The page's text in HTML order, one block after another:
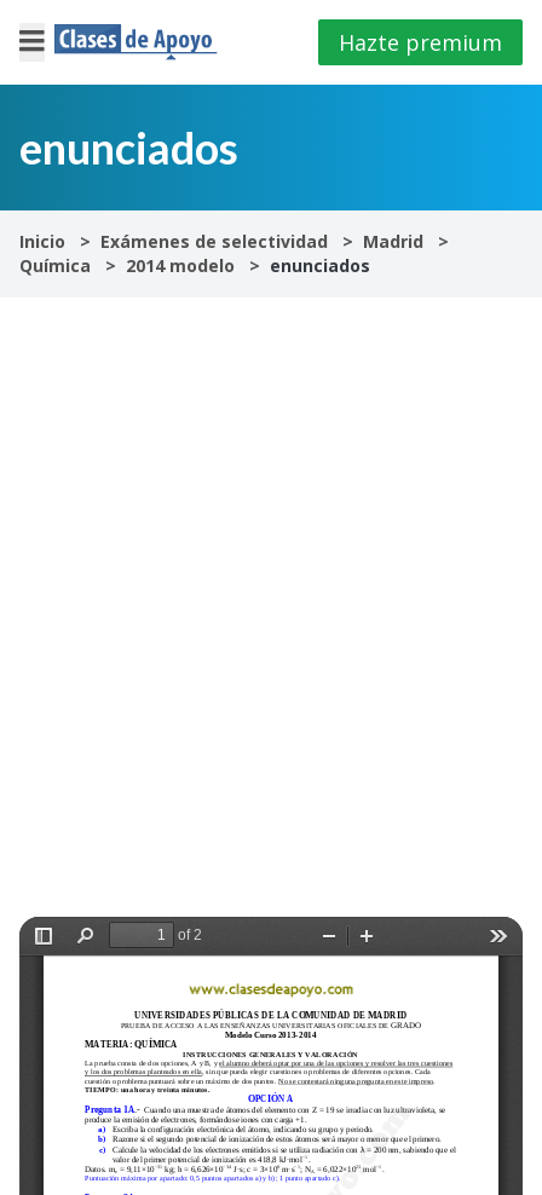
×
sesión
Hazte premium
enunciados
Inicio Exámenes de selectividad
Madrid
Química
2014 modelo enunciados